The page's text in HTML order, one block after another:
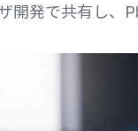
開発で共有し、